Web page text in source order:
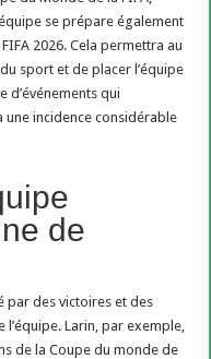
se prépare également
2026. Cela permettra au
sport et de placer l’équipe
d’événements qui
une incidence considérable
de
par des victoires et des
Larin, par exemple,
de la Coupe du monde de